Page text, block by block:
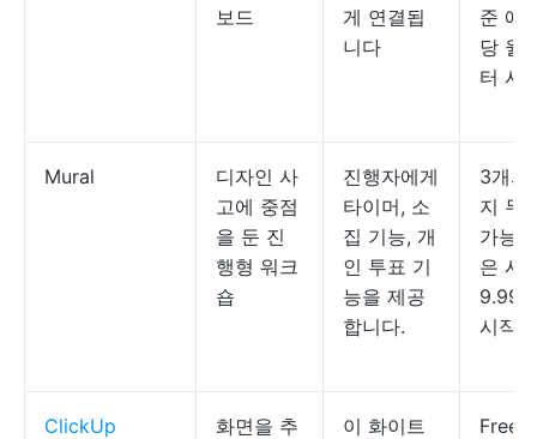
보드
게 연결됩
니다
준 에
당 월
터 시
Mural
디자인 사
고에 중점
을 둔 진
행형 워크
숍
진행자에게
타이머, 소
집 기능, 개
인 투표 기
능을 제공
합니다.
3개의
지 무
가능;
은 사
9.99
시작
ClickUp
화면을 추
이 화이트
Free;